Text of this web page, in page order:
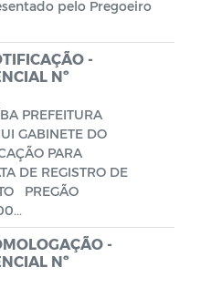
pelo Pregoeiro
-
Nº
PREFEITURA
GABINETE DO
PARA
DE REGISTRO DE
PREGÃO
-
Nº